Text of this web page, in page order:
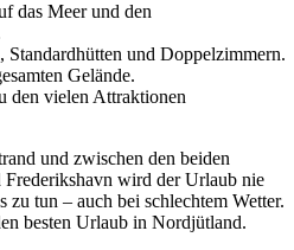
das Meer und den
und Doppelzimmern.
Gelände.
den vielen Attraktionen
und zwischen den beiden
wird der Urlaub nie
tun – auch bei schlechtem Wetter.
besten Urlaub in Nordjütland.